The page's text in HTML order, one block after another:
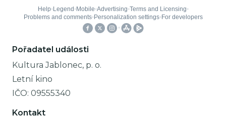
Pořadatel události
Kultura Jablonec, p. o.
Letní kino
IČO: 09555340
Kontakt